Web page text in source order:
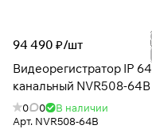
94 490 ₽/шт
Видеорегистратор IP 64
канальный NVR508-64B
0 0
В наличии
Арт. NVR508-64B